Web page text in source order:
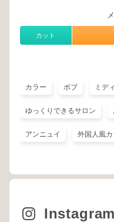
カット
カラー ボブ ミデ
ゆっくりできるサロン
アンニュイ 外国人風カ
Instagram